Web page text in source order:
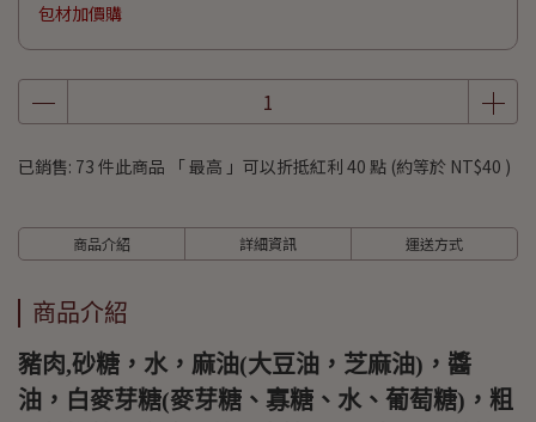
包材加價購
已銷售: 73 件此商品 「 最高 」可以折抵紅利 40 點 (約等於 NT$40 )
商品介紹 詳細資訊 運送方式
商品介紹
豬肉,砂糖，水，麻油(大豆油，芝麻油)，醬
油，白麥芽糖(麥芽糖、寡糖、水、葡萄糖)，粗